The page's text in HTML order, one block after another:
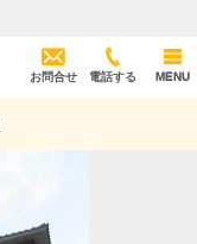
お問合せ 電話する MENU